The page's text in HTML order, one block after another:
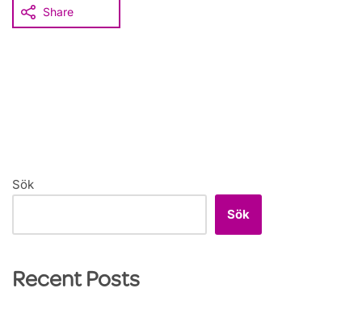
Share
Sök
Sök
Recent Posts